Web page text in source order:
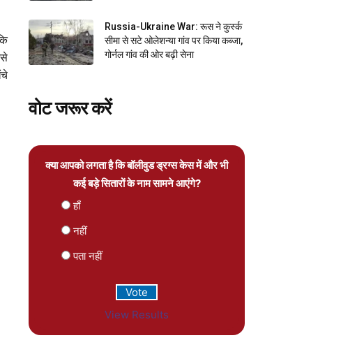
Russia-Ukraine War: रूस ने कुर्स्क
सीमा से सटे ओलेशन्या गांव पर किया कब्जा,
गोर्नल गांव की ओर बढ़ी सेना
वोट जरूर करें
क्या आपको लगता है कि बॉलीवुड ड्रग्स केस में और भी
कई बड़े सितारों के नाम सामने आएंगे?
हाँ
नहीं
पता नहीं
View Results